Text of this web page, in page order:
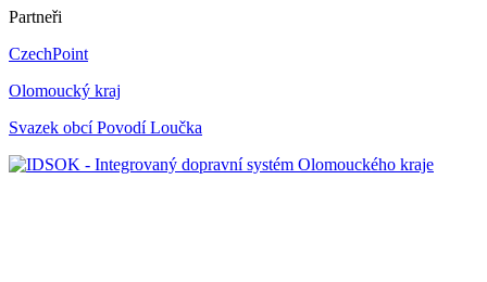
Partneři
CzechPoint
Olomoucký kraj
Svazek obcí Povodí Loučka